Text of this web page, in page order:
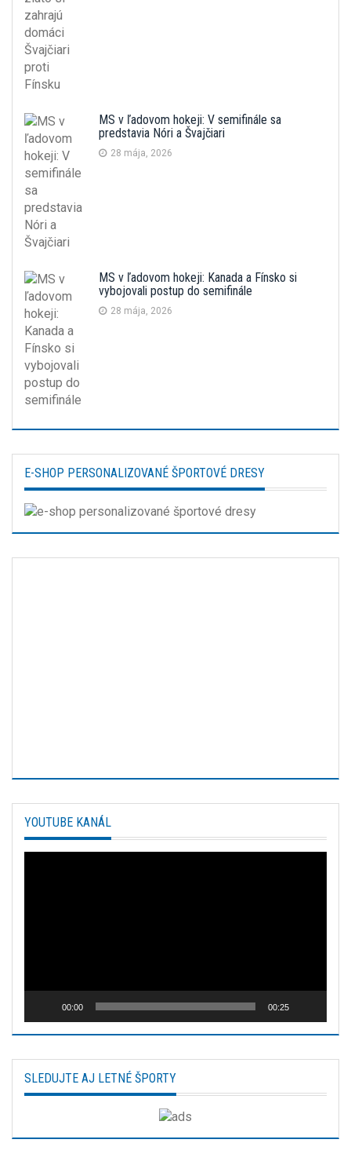
MS v ľadovom hokeji: V semifinále sa
predstavia Nóri a Švajčiari
28 mája, 2026
MS v ľadovom hokeji: Kanada a Fínsko si
vybojovali postup do semifinále
28 mája, 2026
E-SHOP PERSONALIZOVANÉ ŠPORTOVÉ DRESY
YOUTUBE KANÁL
00:00 00:25
SLEDUJTE AJ LETNÉ ŠPORTY